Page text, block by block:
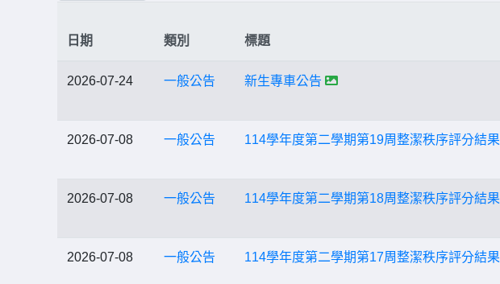
日期 類別 標題
2026-07-24 一般公告 新生專車公告
2026-07-08 一般公告 114學年度第二學期第19周整潔秩序評分結果
2026-07-08 一般公告 114學年度第二學期第18周整潔秩序評分結果
2026-07-08 一般公告 114學年度第二學期第17周整潔秩序評分結果